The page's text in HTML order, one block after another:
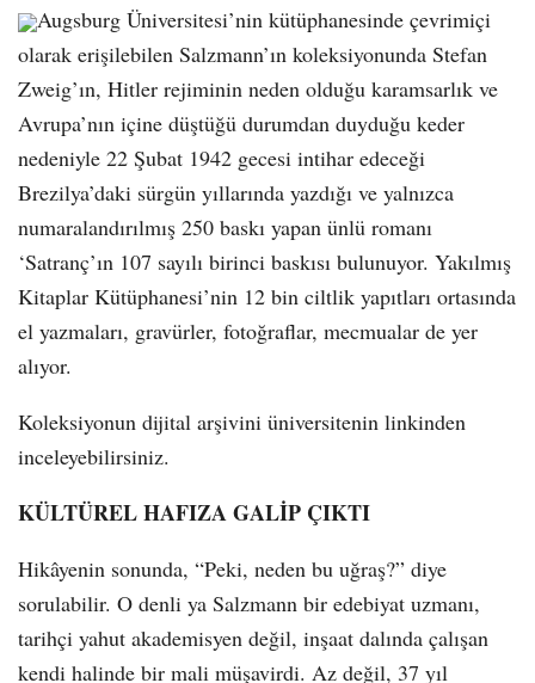
Augsburg Üniversitesi’nin kütüphanesinde çevrimiçi
olarak erişilebilen Salzmann’ın koleksiyonunda Stefan
Zweig’ın, Hitler rejiminin neden olduğu karamsarlık ve
Avrupa’nın içine düştüğü durumdan duyduğu keder
nedeniyle 22 Şubat 1942 gecesi intihar edeceği
Brezilya’daki sürgün yıllarında yazdığı ve yalnızca
numaralandırılmış 250 baskı yapan ünlü romanı
‘Satranç’ın 107 sayılı birinci baskısı bulunuyor. Yakılmış
Kitaplar Kütüphanesi’nin 12 bin ciltlik yapıtları ortasında
el yazmaları, gravürler, fotoğraflar, mecmualar de yer
alıyor.
Koleksiyonun dijital arşivini üniversitenin linkinden
inceleyebilirsiniz.
KÜLTÜREL HAFIZA GALİP ÇIKTI
Hikâyenin sonunda, “Peki, neden bu uğraş?” diye
sorulabilir. O denli ya Salzmann bir edebiyat uzmanı,
tarihçi yahut akademisyen değil, inşaat dalında çalışan
kendi halinde bir mali müşavirdi. Az değil, 37 yıl